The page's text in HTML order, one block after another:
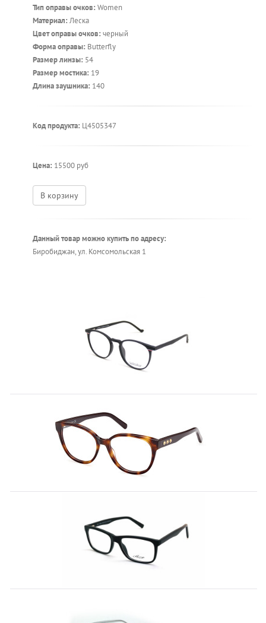
Тип оправы очков: Women
Материал: Леска
Цвет оправы очков: черный
Форма оправы: Butterfly
Размер линзы: 54
Размер мостика: 19
Длина заушника: 140
Код продукта: Ц4505347
Цена: 15500 руб
В корзину
Данный товар можно купить по адресу:
Биробиджан, ул. Комсомольская 1